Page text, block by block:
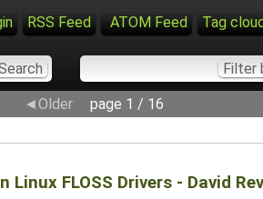
RSS Feed ATOM Feed Tag
◄Older
page 1 / 16
FLOSS Drivers - David